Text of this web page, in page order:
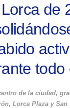
de
todo
de la ciudad,
Lorca Plaza y